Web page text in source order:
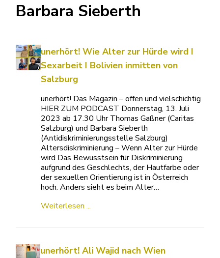
Barbara Sieberth
unerhört! Wie Alter zur Hürde wird I
Sexarbeit I Bolivien inmitten von
Salzburg
unerhört! Das Magazin – offen und vielschichtig
HIER ZUM PODCAST Donnerstag, 13. Juli
2023 ab 17.30 Uhr Thomas Gaßner (Caritas
Salzburg) und Barbara Sieberth
(Antidiskriminierungsstelle Salzburg)
Altersdiskriminierung – Wenn Alter zur Hürde
wird Das Bewusstsein für Diskriminierung
aufgrund des Geschlechts, der Hautfarbe oder
der sexuellen Orientierung ist in Österreich
hoch. Anders sieht es beim Alter…
Weiterlesen ...
unerhört! Ali Wajid nach Wien